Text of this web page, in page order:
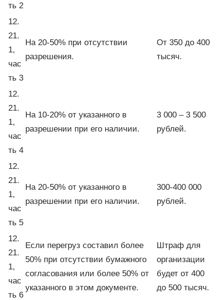
ть 2
12.
21.
1,
час
ть 3
На 20-50% при отсутствии
разрешения.
От 350 до 400
тысяч.
12.
21.
1,
час
ть 4
На 10-20% от указанного в
разрешении при его наличии.
3 000 – 3 500
рублей.
12.
21.
1,
час
ть 5
На 20-50% от указанного в
разрешении при его наличии.
300-400 000
рублей.
12.
21.
1,
час
ть 6
Если перегруз составил более
50% при отсутствии бумажного
согласования или более 50% от
указанного в этом документе.
Штраф для
организации
будет от 400
до 500 тысяч.